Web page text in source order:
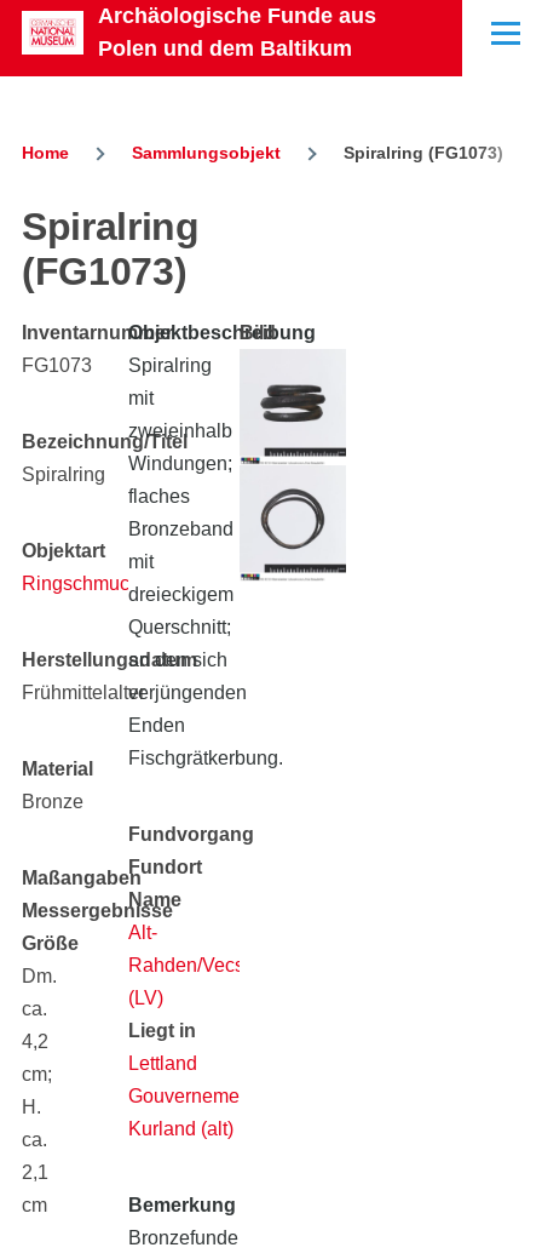
Skip to main content
Archäologische Funde aus
Polen und dem Baltikum
Menu
Home Sammlungsobjekt Spiralring (FG1073)
Spiralring
(FG1073)
Inventarnummer
FG1073
Bezeichnung/Titel
Spiralring
Objektart
Ringschmuck
Herstellungsdatum
Frühmittelalter
Material
Bronze
Maßangaben
Messergebnisse
Größe
Dm.
ca.
4,2
cm;
H.
ca.
2,1
cm
Objektbeschreibung
Spiralring
mit
zweieinhalb
Windungen;
flaches
Bronzeband
mit
dreieckigem
Querschnitt;
an den sich
verjüngenden
Enden
Fischgrätkerbung.
Fundvorgang
Fundort
Name
Alt-
Rahden/Vecsaule
(LV)
Liegt in
Lettland
Gouvernement
Kurland (alt)
Bemerkung
Bronzefunde
Bild